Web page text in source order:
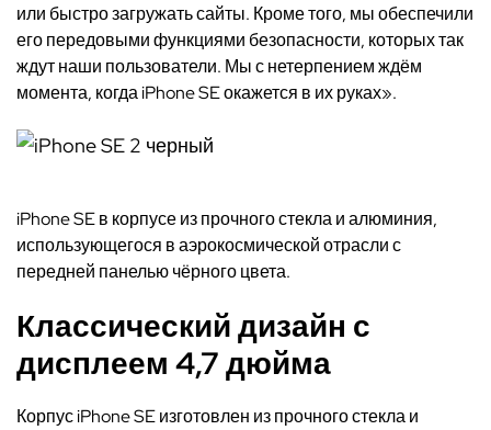
или быстро загружать сайты. Кроме того, мы обеспечили
его передовыми функциями безопасности, которых так
ждут наши пользователи. Мы с нетерпением ждём
момента, когда iPhone SE окажется в их руках».
iPhone SE в корпусе из прочного стекла и алюминия,
использующегося в аэрокосмической отрасли с
передней панелью чёрного цвета.
Классический дизайн с
дисплеем 4,7 дюйма
Корпус iPhone SE изготовлен из прочного стекла и